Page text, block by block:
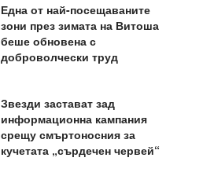
Една от най-посещаваните
зони през зимата на Витоша
беше обновена с
доброволчески труд
Звезди застават зад
информационна кампания
срещу смъртоносния за
кучетата „сърдечен червей“